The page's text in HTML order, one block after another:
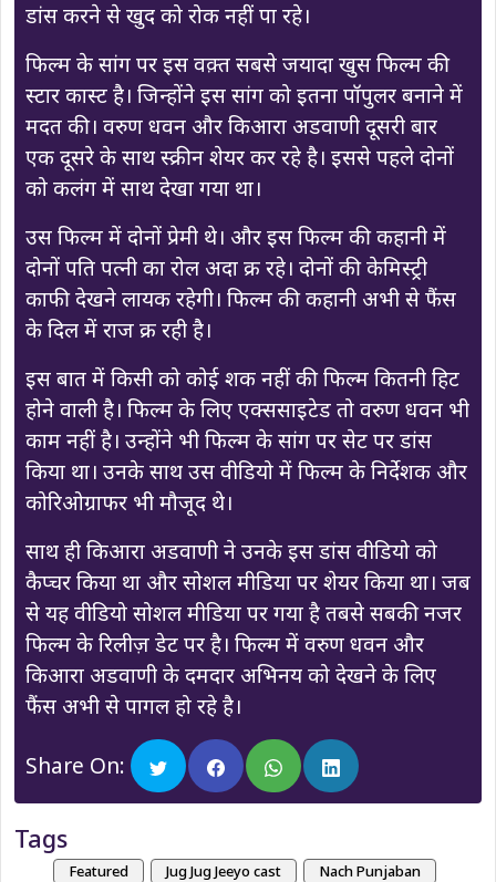
डांस करने से खुद को रोक नहीं पा रहे।
फिल्म के सांग पर इस वक़्त सबसे जयादा खुस फिल्म की
स्टार कास्ट है। जिन्होंने इस सांग को इतना पॉपुलर बनाने में
मदत की। वरुण धवन और किआरा अडवाणी दूसरी बार
एक दूसरे के साथ स्क्रीन शेयर कर रहे है। इससे पहले दोनों
को कलंग में साथ देखा गया था।
उस फिल्म में दोनों प्रेमी थे। और इस फिल्म की कहानी में
दोनों पति पत्नी का रोल अदा क्र रहे। दोनों की केमिस्ट्री
काफी देखने लायक रहेगी। फिल्म की कहानी अभी से फैंस
के दिल में राज क्र रही है।
इस बात में किसी को कोई शक नहीं की फिल्म कितनी हिट
होने वाली है। फिल्म के लिए एक्ससाइटेड तो वरुण धवन भी
काम नहीं है। उन्होंने भी फिल्म के सांग पर सेट पर डांस
किया था। उनके साथ उस वीडियो में फिल्म के निर्देशक और
कोरिओग्राफर भी मौजूद थे।
साथ ही किआरा अडवाणी ने उनके इस डांस वीडियो को
कैप्चर किया था और सोशल मीडिया पर शेयर किया था। जब
से यह वीडियो सोशल मीडिया पर गया है तबसे सबकी नजर
फिल्म के रिलीज़ डेट पर है। फिल्म में वरुण धवन और
किआरा अडवाणी के दमदार अभिनय को देखने के लिए
फैंस अभी से पागल हो रहे है।
Share On:
Tags
Featured Jug Jug Jeeyo cast
Nach Punjaban